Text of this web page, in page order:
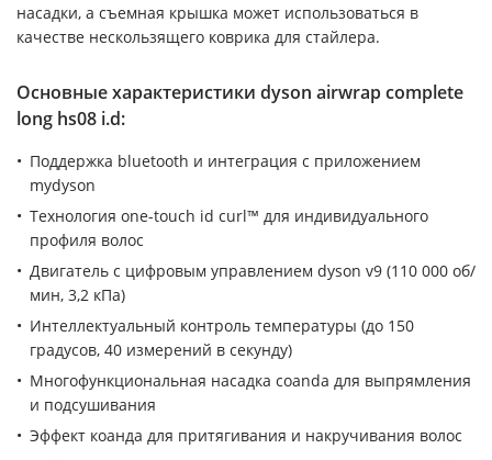
насадки, а съемная крышка может использоваться в
качестве нескользящего коврика для стайлера.
Основные характеристики dyson airwrap complete
long hs08 i.d:
Поддержка bluetooth и интеграция с приложением
mydyson
Технология one-touch id curl™ для индивидуального
профиля волос
Двигатель с цифровым управлением dyson v9 (110 000 об/
мин, 3,2 кПа)
Интеллектуальный контроль температуры (до 150
градусов, 40 измерений в секунду)
Многофункциональная насадка coanda для выпрямления
и подсушивания
Эффект коанда для притягивания и накручивания волос